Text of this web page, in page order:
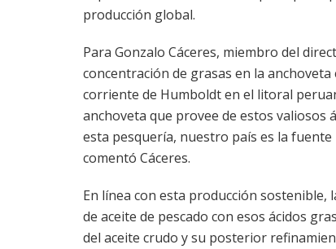
producción global.
Para Gonzalo Cáceres, miembro del
concentración de grasas en la
corriente de Humboldt en el litoral
anchoveta que provee de estos valiosos
esta pesquería, nuestro país es la fuente
comentó Cáceres.
En línea con esta producción sostenible,
de aceite de pescado con esos ácidos
del aceite crudo y su posterior